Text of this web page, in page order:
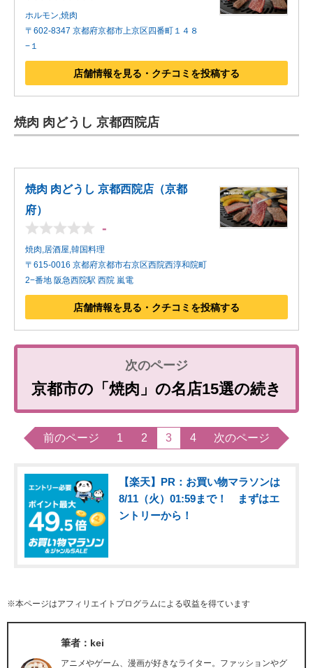
ホルモン,焼肉
〒602-8347 京都府京都市上京区四番町１４８
−１
店舗情報を見る・クチコミを投稿する
焼肉 肉どうし 京都西院店
焼肉 肉どうし 京都西院店（京都
府）
-
焼肉,居酒屋,韓国料理
〒615-0016 京都府京都市右京区西院西淳和院町
2−番地 阪急西院駅 西院 嵐電
店舗情報を見る・クチコミを投稿する
京都市の「焼肉」の名店15選の続き
前のページ 1 2 3 4 次のページ
【楽天】PR：お買い物マラソンは
8/11（火）01:59まで！ まずはエ
ントリーから！
※本ページはアフィリエイトプログラムによる収益を得ています
筆者：kei
アニメやゲーム、漫画が好きなライター。ファッションやグ